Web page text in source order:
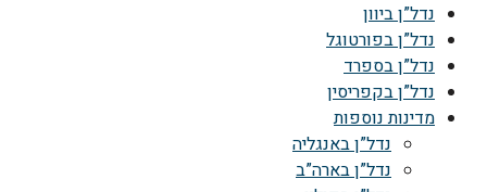
נדל”ן ביוון
נדל”ן בפורטוגל
נדל”ן בספרד
נדל”ן בקפריסין
מדינות נוספות
נדל”ן באנגליה
נדל”ן בארה”ב